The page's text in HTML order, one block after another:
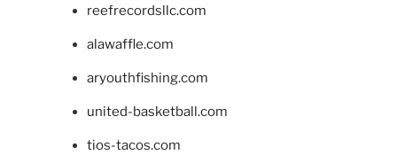
reefrecordsllc.com
alawaffle.com
aryouthfishing.com
united-basketball.com
tios-tacos.com